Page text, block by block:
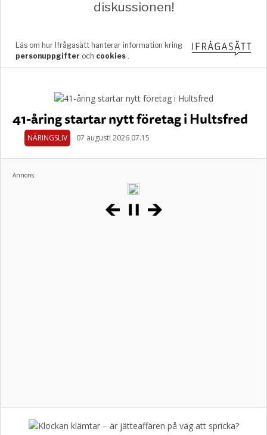
41-åring startar nytt företag i Hultsfred
NÄRINGSLIV 07 augusti 2026 07.15
Annons: